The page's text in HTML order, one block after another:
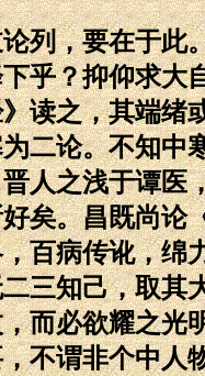
，要在于此
乎？抑仰求大
读之，其端绪
二论。不知中
人之浅于谭医
矣。昌既尚论
百病传讹，绵
三知己，取其
而必欲耀之光
不谓非个中人